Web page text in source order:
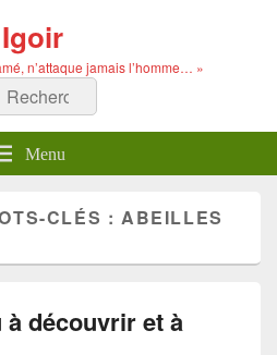
Igoir
n’attaque jamais l’homme… »
:
Rechercher
Menu
CLÉS :ABEILLES
à découvrir et à